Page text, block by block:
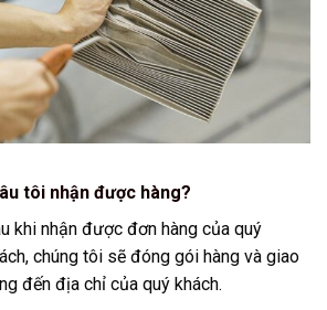
tôi nhận được hàng?
khi nhận được đơn hàng của quý
chúng tôi sẽ đóng gói hàng và giao
đến địa chỉ của quý khách.